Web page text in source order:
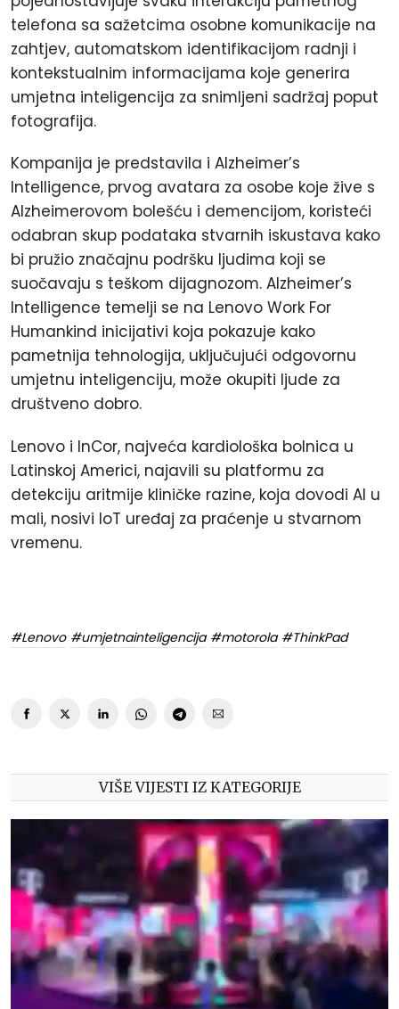
telefona sa sažetcima osobne komunikacije na
zahtjev, automatskom identifikacijom radnji i
kontekstualnim informacijama koje generira
umjetna inteligencija za snimljeni sadržaj poput
fotografija.
Kompanija je predstavila i Alzheimer’s
Intelligence, prvog avatara za osobe koje žive s
Alzheimerovom bolešću i demencijom, koristeći
odabran skup podataka stvarnih iskustava kako
bi pružio značajnu podršku ljudima koji se
suočavaju s teškom dijagnozom. Alzheimer’s
Intelligence temelji se na Lenovo Work For
Humankind inicijativi koja pokazuje kako
pametnija tehnologija, uključujući odgovornu
umjetnu inteligenciju, može okupiti ljude za
društveno dobro.
Lenovo i InCor, najveća kardiološka bolnica u
Latinskoj Americi, najavili su platformu za
detekciju aritmije kliničke razine, koja dovodi AI u
mali, nosivi IoT uređaj za praćenje u stvarnom
vremenu.
#Lenovo #umjetnainteligencija #motorola #ThinkPad
VIŠE VIJESTI IZ KATEGORIJE